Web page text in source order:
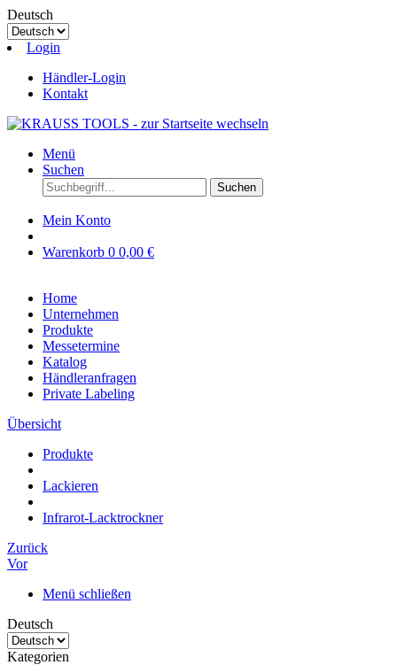
Deutsch
Login
Händler-Login
Kontakt
Menü
Suchen
Suchen
Mein Konto
Warenkorb 0 0,00 €
Home
Unternehmen
Produkte
Messetermine
Katalog
Händleranfragen
Private Labeling
Übersicht
Produkte
Lackieren
Infrarot-Lacktrockner
Zurück
Vor
Menü schließen
Deutsch
Kategorien